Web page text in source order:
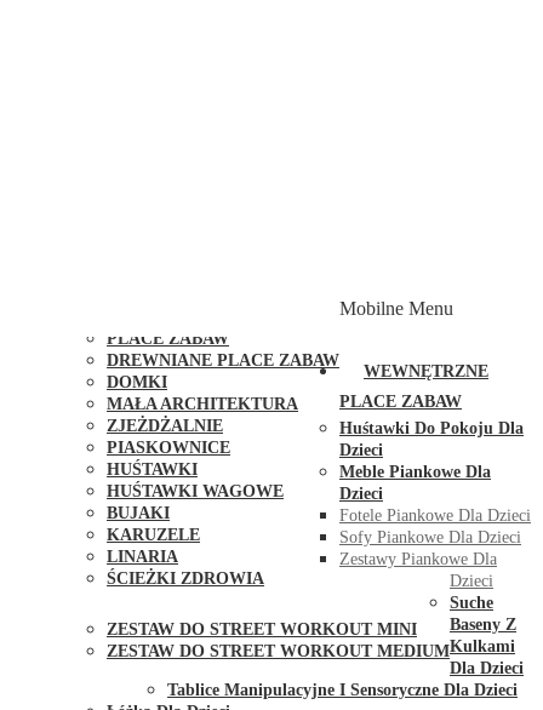
PLACE ZABAW
DREWNIANE PLACE ZABAW
DOMKI
MAŁA ARCHITEKTURA
ZJEŻDŻALNIE
PIASKOWNICE
HUŚTAWKI
HUŚTAWKI WAGOWE
BUJAKI
KARUZELE
LINARIA
ŚCIEŻKI ZDROWIA
ZESTAW DO STREET WORKOUT MINI
ZESTAW DO STREET WORKOUT MEDIUM
Mobilne Menu
WEWNĘTRZNE
PLACE ZABAW
Huśtawki Do Pokoju Dla
Dzieci
Meble Piankowe Dla
Dzieci
Fotele Piankowe Dla Dzieci
Sofy Piankowe Dla Dzieci
Zestawy Piankowe Dla
Dzieci
Suche
Baseny Z
Kulkami
Dla Dzieci
Tablice Manipulacyjne I Sensoryczne Dla Dzieci